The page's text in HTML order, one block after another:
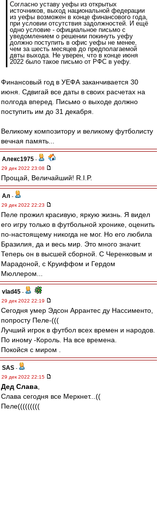
Согласно уставу уефы из открытых
источников, выход национальной федерации
из уефы возможен в конце финансового года,
при условии отсутствия задолжностей. И ещё
одно условие - официальное письмо с
уведомлением о решении покинуть уефу
должно поступить в офис уефы не менее,
чем за шесть месяцев до предполагаемой
двты выхода. Не уверен, что в конце июня
2022 было такое письмо от РФС в уефу.
Финансовый год в УЕФА заканчивается 30
июня. Сдвигай все даты в своих расчетах на
полгода вперед. Письмо о выходе должно
поступить им до 31 декабря.
Великому композитору и великому футболисту
вечная память...
Алекс1975 -
29 дек 2022 23:08
Прощай, Величайший! R.I.P.
Ал -
29 дек 2022 22:23
Пеле прожил красивую, яркую жизнь. Я видел
его игру только в футбольной хронике, оценить
по-настоящему никогда не мог. Но его любила
Бразилия, да и весь мир. Это много значит.
Теперь он в высшей сборной. С Черенковым и
Марадоной, с Круиффом и Гердом
Мюллером...
vlad45 -
29 дек 2022 22:19
Сегодня умер Эдсон Аррантес ду Нассименто,
попросту Пеле-(((
Лучший игрок в футбол всех времен и народов.
По иному -Король. На все времена.
Покойся с миром .
SAS -
29 дек 2022 22:15
Дед Слава
Слава сегодня все Меркнет...((
Пеле(((((((((